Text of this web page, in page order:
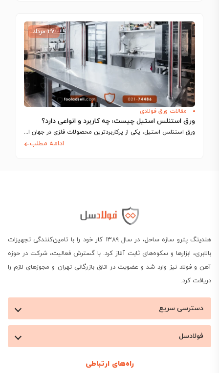
۲۷ مرداد
مقالات ورق فولادی
ورق استنلس استیل چیست؛ چه کاربرد و انواعی دارد؟
ورق استنلس استیل، یکی از پرکاربردترین محصولات فلزی در جهان است که به دلیل…
ادامه مطلب
هلدینگ پترو سازه ساحل، در سال ۱۳۸۹ کار خود را با تامین‌کنندگی تجهیزات
بالابری، ابزارها و سکوه‌های ثابت آغاز کرد. با گسترش فعالیت، شرکت در حوزه
آهن و فولاد نیز وارد شد و عضویت در اتاق بازرگانی تهران و مجوزهای لازم را
دریافت کرد.
دسترسی سریع
فولادسل
راه‌های ارتباطی